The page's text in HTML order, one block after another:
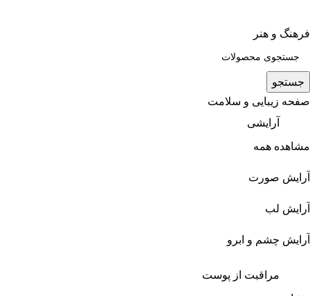
فرهنگ و هنر
جستجو
صفحه زیبایی و سلامت
آرایشی
مشاهده همه
آرایش صورت
آرایش لب
آرایش چشم و ابرو
مراقبت از پوست